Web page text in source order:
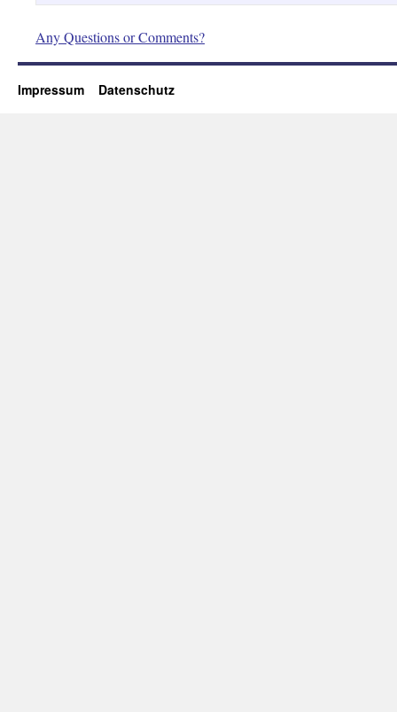
Any Questions or Comments?
Impressum Datenschutz